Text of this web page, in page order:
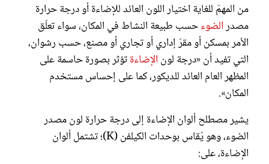
من المهمّ للغاية اختيار اللون العائد للإضاءة أو درجة حرارة
مصدرالضوءحسب طبيعة النشاط في المكان، سواء تعلّق
الأمر بمسكن أو مقرّ إداري أو تجاري أو مصنع، حسب رشوان،
التي تفيد أن «درجة لون الإضاءةتؤثر بصورة حاسمة على
المظهر العام العائد للديكور، كما على إحساس مستخدم
المكان».
يشير مصطلح ألوان الإضاءة إلى درجة حرارة لون مصدر
الضوء، وهو يُقاس بوحدات الكيلفن (K)؛ تشتمل ألوان
الإضاءة، على: